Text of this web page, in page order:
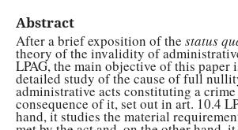
Abstract
After a brief exposition of the status
theory of the invalidity of
LPAG, the main objective of this paper
detailed study of the cause of full
administrative acts constituting a
consequence of it, set out in art. 10.4
hand, it studies the material